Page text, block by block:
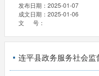
发布日期： 2025-01-07
成文日期： 2025-01-06
文 号：
连平县政务服务社会